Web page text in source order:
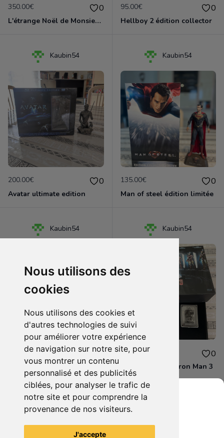
Nous utilisons des
cookies
Nous utilisons des cookies et
d'autres technologies de suivi
pour améliorer votre expérience
de navigation sur notre site, pour
vous montrer un contenu
personnalisé et des publicités
ciblées, pour analyser le trafic de
notre site et pour comprendre la
provenance de nos visiteurs.
J'accepte
350.00€ 0
L'étrange Noël de Monsieur Jack
95.00€ 0
Hellboy 2 édition collector
Kaubin54
200.00€ 0
Avatar ultimate edition
Kaubin54
135.00€ 0
Man of steel édition limitée
Kaubin54
105.00€ 0
Pixels - tête de Pacman
Kaubin54
150.00€ 0
Coffret prestige Iron Man 3
Voir tous les articles du vendeur
Grenier du Geek